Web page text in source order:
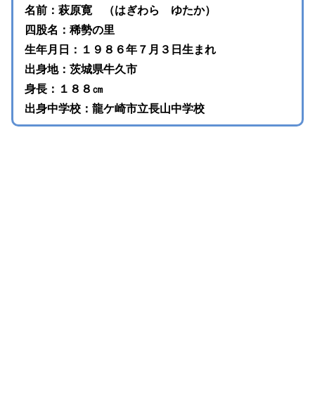
名前：萩原寛 （はぎわら ゆたか）
四股名：稀勢の里
生年月日：１９８６年７月３日生まれ
出身地：茨城県牛久市
身長：１８８㎝
出身中学校：龍ケ崎市立長山中学校